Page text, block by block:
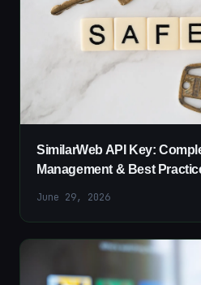
SimilarWeb API Key:
Management & Best
June 29, 2026